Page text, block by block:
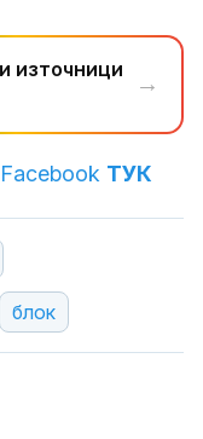
източници
→
ТУК
блок